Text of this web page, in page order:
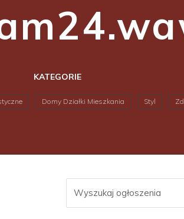
KATEGORIE
Domy Działki Mieszkania Styl